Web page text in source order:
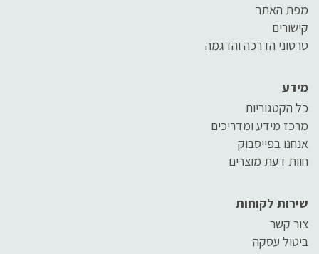
מפת האתר
קישורים
סרטוני הדרכה והדגמה
מידע
כל הקטגוריות
מרכז מידע ומדריכים
אנחנו בפייסבוק
חוות דעת מוצרים
שירות לקוחות
צור קשר
ביטול עסקה